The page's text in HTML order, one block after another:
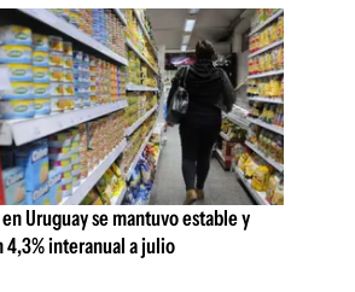
Uruguay se mantuvo estable y
4,3% interanual a julio